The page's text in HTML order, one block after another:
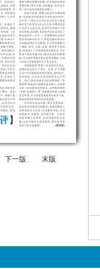
下一版 末版